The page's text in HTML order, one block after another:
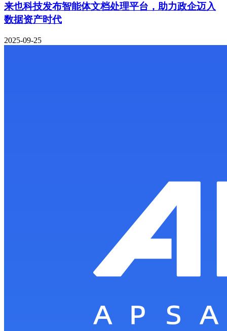
来也科技发布智能体文档处理平台，助力政企迈入
数据资产时代
2025-09-25